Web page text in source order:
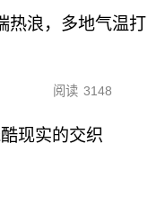
热浪，多地气温打
阅读 3148
现实的交织